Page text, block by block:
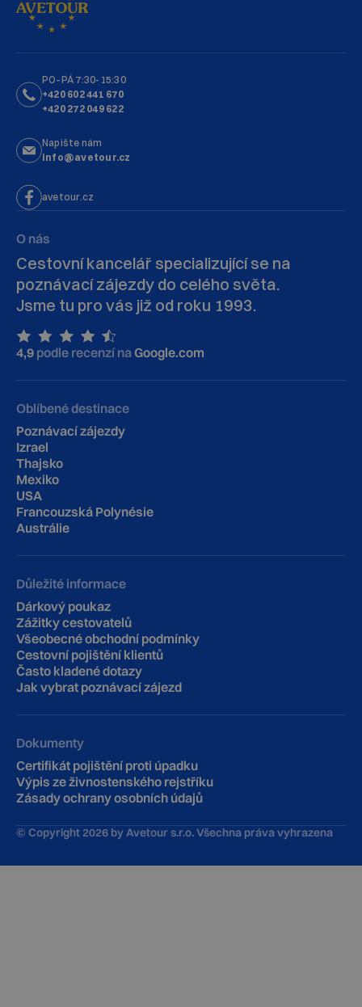
PO–PÁ 7:30-15:30
+420 602 441 670
+420 272 049 622
Napište nám
info@avetour.cz
avetour.cz
O nás
Cestovní kancelář specializující se na
poznávací zájezdy do celého světa.
Jsme tu pro vás již od roku 1993.
4,9 podle recenzí naGoogle.com
Oblíbené destinace
Poznávací zájezdy
Izrael
Thajsko
Mexiko
USA
Francouzská Polynésie
Austrálie
Důležité informace
Dárkový poukaz
Zážitky cestovatelů
Všeobecné obchodní podmínky
Cestovní pojištění klientů
‍Často kladené dotazy
Jak vybrat poznávací zájezd
Dokumenty
Certifikát pojištění proti úpadku
Výpis ze živnostenského rejstříku
Zásady ochrany osobních údajů
© Copyright2026 by Avetour s.r.o. Všechna práva vyhrazena